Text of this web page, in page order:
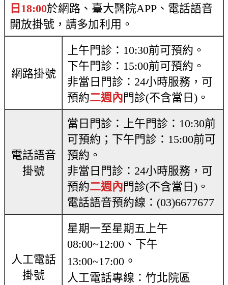
日18:00於網路、臺大醫院APP、電話語音
開放掛號，請多加利用。
網路掛號
上午門診：10:30前可預約。
下午門診：15:00前可預約。
非當日門診：24小時服務，可
預約二週內門診(不含當日)。
電話語音
掛號
當日門診：上午門診：10:30前
可預約；下午門診：15:00前可
預約。
非當日門診：24小時服務，可
預約二週內門診(不含當日)。
電話語音預約線：(03)6677677
人工電話
掛號
星期一至星期五上午
08:00~12:00、下午
13:00~17:00 。
人工電話專線：竹北院區